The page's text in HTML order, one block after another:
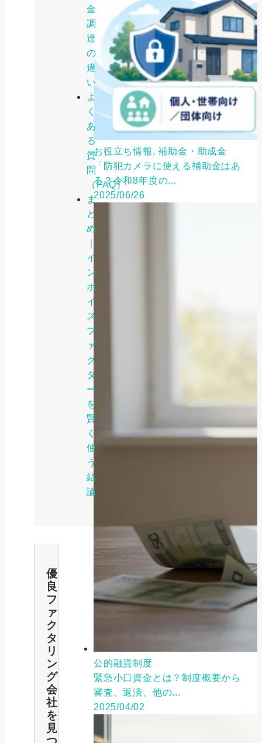
金
調
達
の
違
い
よ
く
あ
る
質
問
（FAQ）
ま
と
め
イ
ン
ボ
イ
ス
フ
ァ
ク
タ
ー
を
賢
く
使
う
結
論
優
良
フ
ァ
ク
タ
リ
ン
グ
会
社
を
見
お役立ち情報, 補助金・助成金
「防犯カメラに使える補助金はあ
る？令和8年度の...
2025/06/26
公的融資制度
緊急小口資金とは？制度概要から
審査、返済、他の...
2025/04/02